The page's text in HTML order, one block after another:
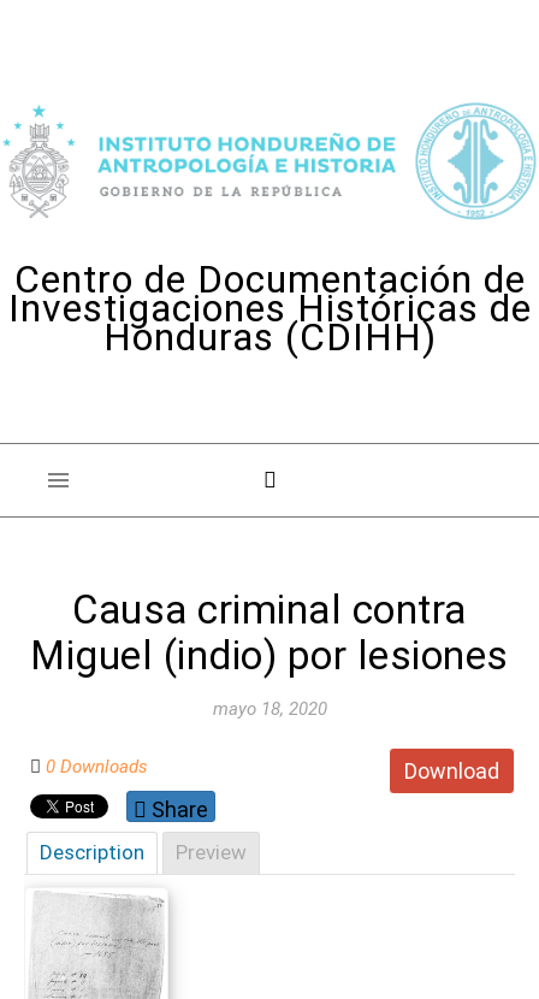
Centro de Documentación de
Investigaciones Históricas de
Honduras (CDIHH)
Causa criminal contra
Miguel (indio) por lesiones
mayo 18, 2020
Download
0 Downloads
Share
Description Preview